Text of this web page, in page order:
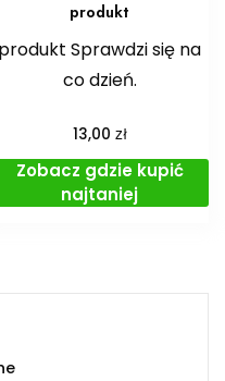
produkt
produkt Sprawdzi się na
co dzień.
13,00 zł
Zobacz gdzie kupić
najtaniej